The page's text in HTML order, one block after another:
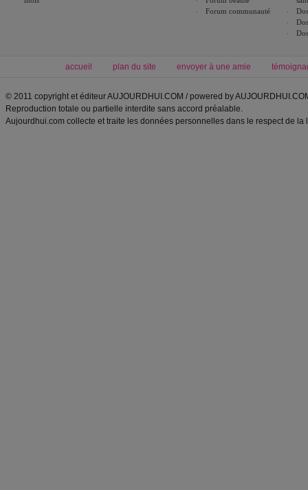
Forum communauté
accueil plan du site envoyer à une amie
© 2011 copyright et éditeur AUJOURDHUI.COM / powered by
Reproduction totale ou partielle interdite sans accord préalable.
Aujourdhui.com collecte et traite les données personnelles dans le respect de